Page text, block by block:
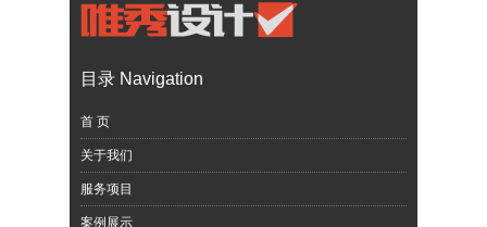
目录 Navigation
首 页
关于我们
服务项目
案例展示